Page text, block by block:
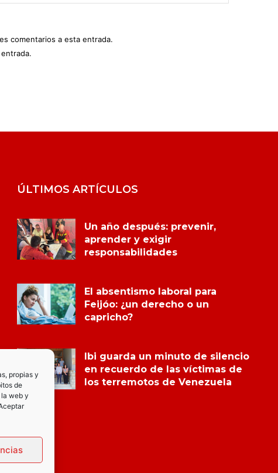
propias y
de
web y
comentarios a esta entrada.
ÚLTIMOS ARTÍCULOS
Un año después: prevenir,
aprender y exigir
responsabilidades
El absentismo laboral para
Feijóo: ¿un derecho o un
capricho?
Ibi guarda un minuto de silencio
en recuerdo de las víctimas de
los terremotos de Venezuela